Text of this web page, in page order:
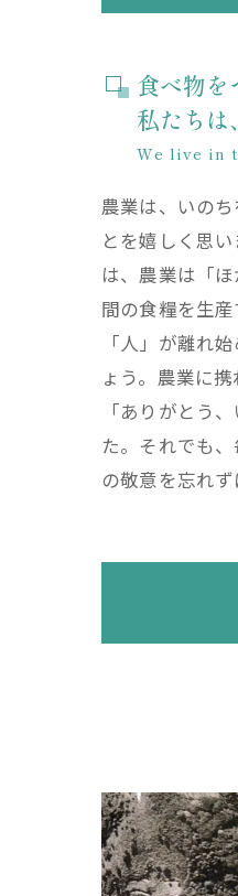
食べ物を
私たちは
We live in
農業は、いの
とを嬉しく思
は、農業は「
間の食糧を生
「人」が離れ
ょう。農業に
「ありがとう
た。それでも
の敬意を忘れ